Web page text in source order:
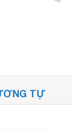
TỰ